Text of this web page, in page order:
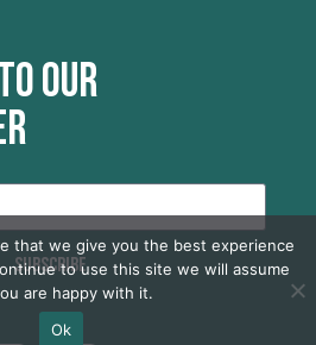
our
SUBSCRIBE
that we give you the best experience
to use this site we will assume
are happy with it.
Ok